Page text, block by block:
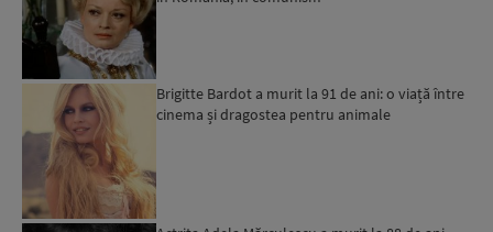
Brigitte Bardot a murit la 91 de ani: o viață între
cinema și dragostea pentru animale